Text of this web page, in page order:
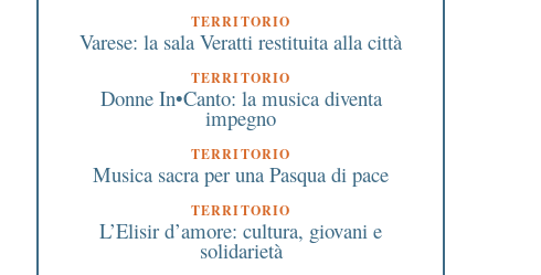
TERRITORIO
Varese: la sala Veratti restituita alla città
TERRITORIO
Donne In•Canto: la musica diventa
impegno
TERRITORIO
Musica sacra per una Pasqua di pace
TERRITORIO
L’Elisir d’amore: cultura, giovani e
solidarietà